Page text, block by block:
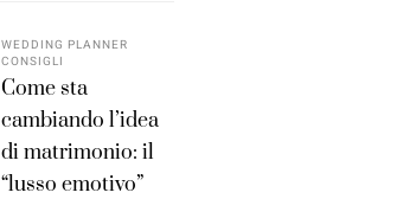
WEDDING PLANNER
CONSIGLI
Come sta
cambiando l’idea
di matrimonio: il
“lusso emotivo”